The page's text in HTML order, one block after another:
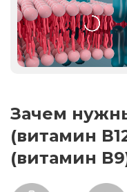
Зачем
(витамин
(витамин